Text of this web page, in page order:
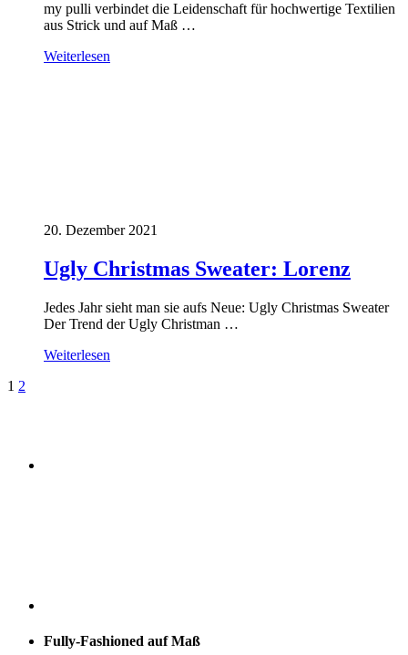
my pulli verbindet die Leidenschaft für hochwertige Textilien
aus Strick und auf Maß …
Weiterlesen
20. Dezember 2021
Ugly Christmas Sweater: Lorenz
Jedes Jahr sieht man sie aufs Neue: Ugly Christmas Sweater
Der Trend der Ugly Christman …
Weiterlesen
Seitennummerierung
1 2
Fully-Fashioned auf Maß